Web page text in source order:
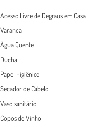
Acesso Livre de Degraus em Casa
Varanda
Água Quente
Ducha
Papel Higiênico
Secador de Cabelo
Vaso sanitário
Copos de Vinho